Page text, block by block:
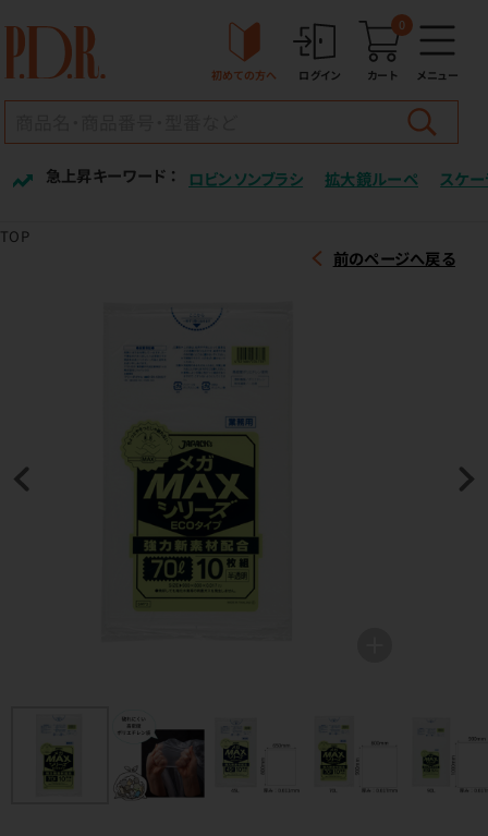
初めての方へ ログイン カート
0
メニュー
急上昇キーワード ： ロビンソンブラシ 拡大鏡ルーペ スケ
TOP
前のページへ戻る